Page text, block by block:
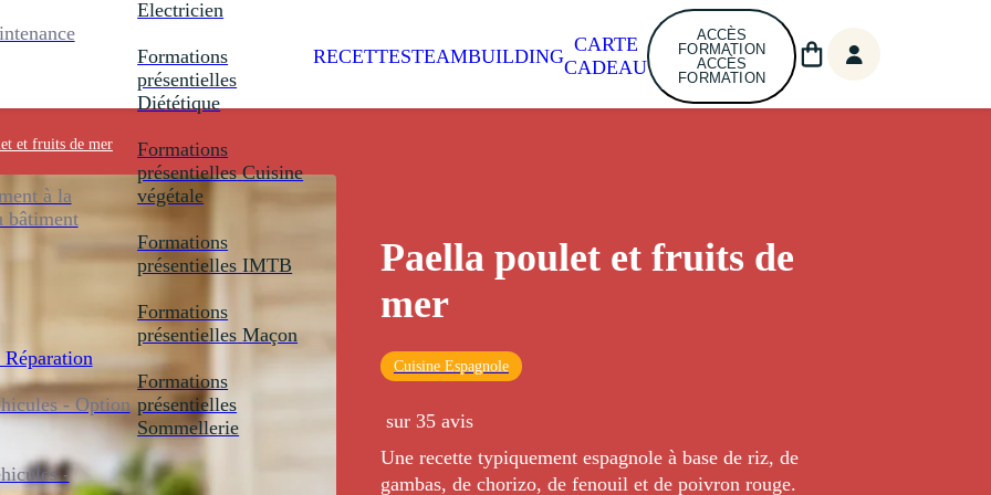
à la
bâtiment
- Option
-
Electricien
Formations
présentielles
Diététique
Formations
présentielles Cuisine
végétale
Formations
présentielles IMTB
Formations
présentielles Maçon
Formations
présentielles
Sommellerie
RECETTESTEAMBUILDING
CARTE
CADEAU
ACCÈS
FORMATION
ACCÈS
FORMATION
et fruits de mer
Paella poulet et fruits de
mer
Cuisine Espagnole
sur 35 avis
Une recette typiquement espagnole à base de riz, de
gambas, de chorizo, de fenouil et de poivron rouge.